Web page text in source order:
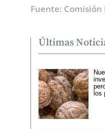
Fuente: Comisión
Últimas
los